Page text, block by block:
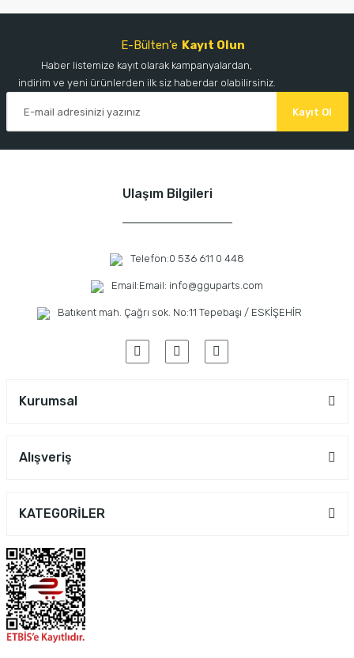
E-Bülten'e Kayıt Olun
Haber listemize kayıt olarak kampanyalardan,
indirim ve yeni ürünlerden ilk siz haberdar olabilirsiniz.
Kayıt Ol
Ulaşım Bilgileri
Telefon:0 536 611 0 448
Email:Email: info@gguparts.com
Batıkent mah. Çağrı sok. No:11 Tepebaşı / ESKİŞEHİR
Kurumsal
Alışveriş
KATEGORİLER